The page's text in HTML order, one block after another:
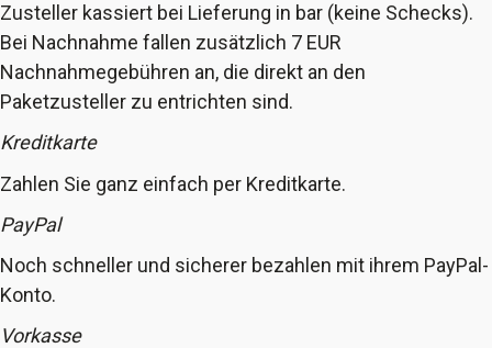
Zusteller kassiert bei Lieferung in bar (keine Schecks).
Bei Nachnahme fallen zusätzlich 7 EUR
Nachnahmegebühren an, die direkt an den
Paketzusteller zu entrichten sind.
Kreditkarte
Zahlen Sie ganz einfach per Kreditkarte.
PayPal
Noch schneller und sicherer bezahlen mit ihrem PayPal-
Konto.
Vorkasse